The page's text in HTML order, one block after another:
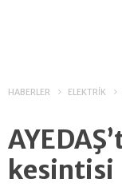
HABERLER ELEKTRİK
kesintisi